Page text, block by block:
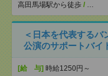
高田馬場駅から徒歩 / …
＜日本を代表する
公演のサポートバイ
[給 与] 時給1250円～